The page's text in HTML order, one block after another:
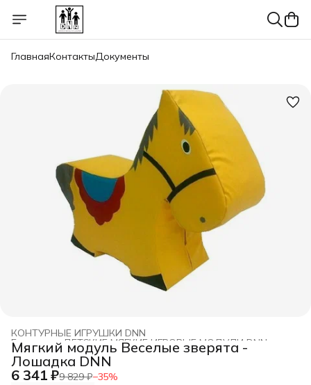
ГлавнаяКонтактыДокументы
КОНТУРНЫЕ ИГРУШКИ DNN
ДЕТСКИЕ МЯГКИЕ ИГРОВЫЕ МОДУЛИ DNN
Главная ›
Мягкий модуль Веселые зверята -
Лошадка DNN
6 341 ₽9 829 ₽−35%